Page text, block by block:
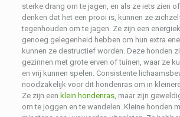
sterke drang om te jagen, en als ze iets zien
denken dat het een prooi is, kunnen ze
tegenhouden om te jagen. Ze zijn een
genoeg gelegenheid hebben om hun extra
kunnen ze destructief worden. Deze honden
gezinnen met grote erven of tuinen, waar ze
en vrij kunnen spelen. Consistente
noodzakelijk voor dit hondenras om in
Ze zijn een klein hondenras, maar zijn
om te joggen en te wandelen. Kleine honden